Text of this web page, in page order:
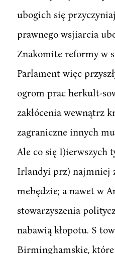
ubogich się
prawnego wsjiarcia
Znakomite reformy w
Parlament więc
ogrom prac herkult-
zakłócenia wewnątrz
zagraniczne innych
Ale co się I)ierwszych
Irlandyi prz) najmniej
mebędzie; a nawet w
stowarzyszenia
nabawią kłopotu. S
Birminghamskie, które